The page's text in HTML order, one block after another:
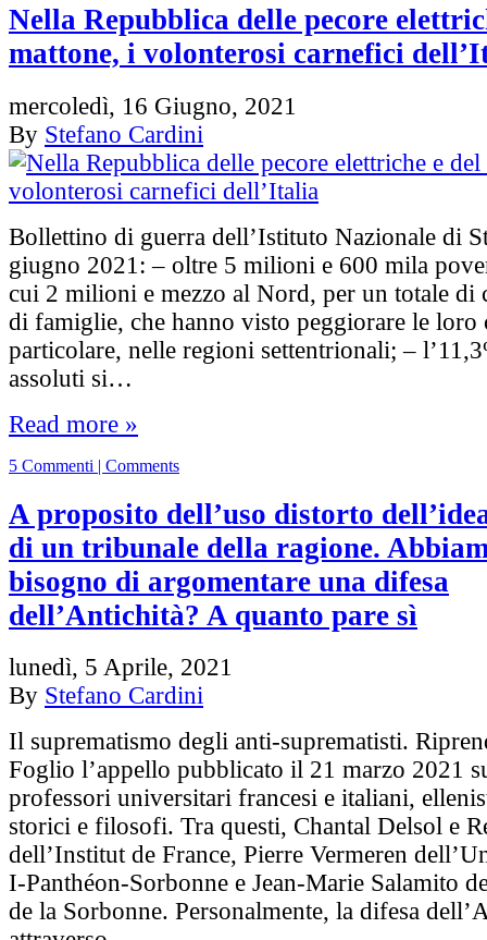
Nella Repubblica delle pecore
mattone, i volonterosi carnefici
mercoledì, 16 Giugno, 2021
By Stefano Cardini
Bollettino di guerra dell’Istituto Nazionale di
giugno 2021: – oltre 5 milioni e 600 mila
cui 2 milioni e mezzo al Nord, per un totale di
di famiglie, che hanno visto peggiorare le
particolare, nelle regioni settentrionali; –
assoluti si…
Read more »
5 Commenti | Comments
A proposito dell’uso distorto
di un tribunale della ragione.
bisogno di argomentare una difesa
dell’Antichità? A quanto pare sì
lunedì, 5 Aprile, 2021
By Stefano Cardini
Il suprematismo degli anti-suprematisti.
Foglio l’appello pubblicato il 21 marzo 2021
professori universitari francesi e italiani,
storici e filosofi. Tra questi, Chantal Delsol e
dell’Institut de France, Pierre Vermeren
I-Panthéon-Sorbonne e Jean-Marie Salamito
de la Sorbonne. Personalmente, la difesa